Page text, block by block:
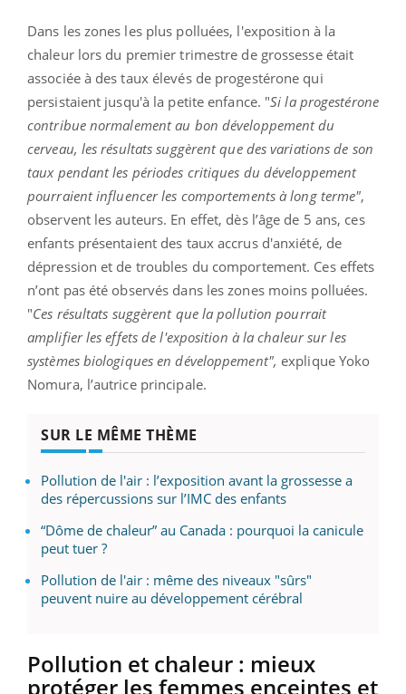
Dans les zones les plus polluées, l'exposition à la
chaleur lors du premier trimestre de grossesse était
associée à des taux élevés de progestérone qui
persistaient jusqu'à la petite enfance. "Si la progestérone
contribue normalement au bon développement du
cerveau, les résultats suggèrent que des variations de son
taux pendant les périodes critiques du développement
pourraient influencer les comportements à long terme",
observent les auteurs. En effet, dès l’âge de 5 ans, ces
enfants présentaient des taux accrus d'anxiété, de
dépression et de troubles du comportement. Ces effets
n’ont pas été observés dans les zones moins polluées.
"Ces résultats suggèrent que la pollution pourrait
amplifier les effets de l'exposition à la chaleur sur les
systèmes biologiques en développement", explique Yoko
Nomura, l’autrice principale.
SUR LE MÊME THÈME
Pollution de l'air : l’exposition avant la grossesse a
des répercussions sur l’IMC des enfants
“Dôme de chaleur” au Canada : pourquoi la canicule
peut tuer ?
Pollution de l'air : même des niveaux "sûrs"
peuvent nuire au développement cérébral
Pollution et chaleur : mieux
protéger les femmes enceintes et